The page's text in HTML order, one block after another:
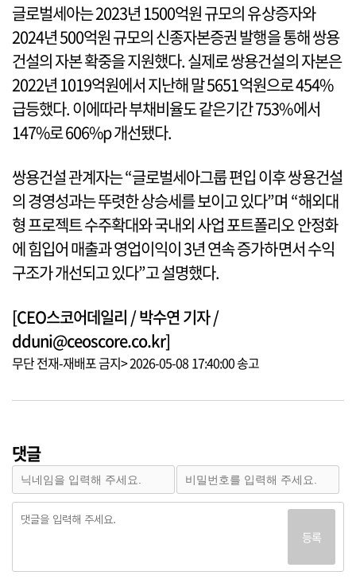
글로벌세아는 2023년 1500억원 규모의 유상증자와
2024년 500억원 규모의 신종자본증권 발행을 통해 쌍용
건설의 자본 확중을 지원했다. 실제로 쌍용건설의 자본은
2022년 1019억원에서 지난해 말 5651억원으로 454%
급등했다. 이에따라 부채비율도 같은기간 753%에서
147%로 606%p 개선됐다.
쌍용건설 관계자는 “글로벌세아그룹 편입 이후 쌍용건설
의 경영성과는 뚜렷한 상승세를 보이고 있다”며 “해외대
형 프로젝트 수주확대와 국내외 사업 포트폴리오 안정화
에 힘입어 매출과 영업이익이 3년 연속 증가하면서 수익
구조가 개선되고 있다”고 설명했다.
[CEO스코어데일리 / 박수연 기자 /
dduni@ceoscore.co.kr]
무단 전재-재배포 금지> 2026-05-08 17:40:00 송고
댓글
등록